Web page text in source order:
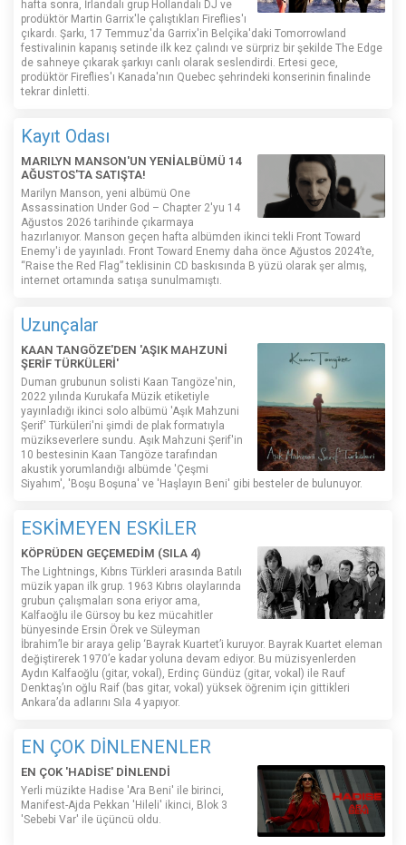
hafta sonra, İrlandalı grup Hollandalı DJ ve
prodüktör Martin Garrix'le çalıştıkları Fireflies'ı
çıkardı. Şarkı, 17 Temmuz'da Garrix'in Belçika'daki Tomorrowland
festivalinin kapanış setinde ilk kez çalındı ​​ve sürpriz bir şekilde The Edge
de sahneye çıkarak şarkıyı canlı olarak seslendirdi. Ertesi gece,
prodüktör Fireflies'ı Kanada'nın Quebec şehrindeki konserinin finalinde
tekrar dinletti.
Kayıt Odası
MARILYN MANSON'UN YENİALBÜMÜ 14
AĞUSTOS'TA SATIŞTA!
Marilyn Manson, yeni albümü One
Assassination Under God – Chapter 2'yu 14
Ağustos 2026 tarihinde çıkarmaya
hazırlanıyor. Manson geçen hafta albümden ikinci tekli Front Toward
Enemy'i de yayınladı. Front Toward Enemy daha önce Ağustos 2024’te,
“Raise the Red Flag” teklisinin CD baskısında B yüzü olarak şer almış,
internet ortamında satışa sunulmamıştı.
Uzunçalar
KAAN TANGÖZE'DEN 'AŞIK MAHZUNİ
ŞERİF TÜRKÜLERİ'
Duman grubunun solisti Kaan Tangöze'nin,
2022 yılında Kurukafa Müzik etiketiyle
yayınladığı ikinci solo albümü 'Aşık Mahzuni
Şerif' Türküleri'ni şimdi de plak formatıyla
müzikseverlere sundu. Aşık Mahzuni Şerif'in
10 bestesinin Kaan Tangöze tarafından
akustik yorumlandığı albümde 'Çeşmi
Siyahım', 'Boşu Boşuna' ve 'Haşlayın Beni' gibi besteler de bulunuyor.
ESKİMEYEN ESKİLER
KÖPRÜDEN GEÇEMEDİM (SILA 4)
The Lightnings, Kıbrıs Türkleri arasında Batılı
müzik yapan ilk grup. 1963 Kıbrıs olaylarında
grubun çalışmaları sona eriyor ama,
Kalfaoğlu ile Gürsoy bu kez mücahitler
bünyesinde Ersin Örek ve Süleyman
İbrahim’le bir araya gelip ‘Bayrak Kuartet’i kuruyor. Bayrak Kuartet eleman
değiştirerek 1970’e kadar yoluna devam ediyor. Bu müzisyenlerden
Aydın Kalfaoğlu (gitar, vokal), Erdinç Gündüz (gitar, vokal) ile Rauf
Denktaş’ın oğlu Raif (bas gitar, vokal) yüksek öğrenim için gittikleri
Ankara’da adlarını Sıla 4 yapıyor.
EN ÇOK DİNLENENLER
EN ÇOK 'HADİSE' DİNLENDİ
Yerli müzikte Hadise 'Ara Beni' ile birinci,
Manifest-Ajda Pekkan 'Hileli' ikinci, Blok 3
'Sebebi Var' ile üçüncü oldu.